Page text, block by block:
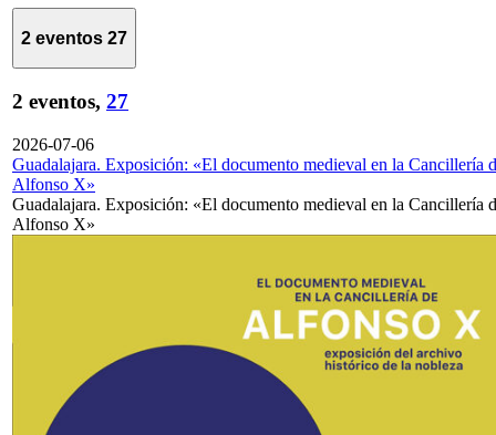
2 eventos 27
2 eventos, 27
2026-07-06
Guadalajara. Exposición: «El documento medieval en la Cancillería
Alfonso X»
Guadalajara. Exposición: «El documento medieval en la Cancillería
Alfonso X»